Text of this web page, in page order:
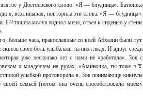
у Достоевского слово: «Я — блудница». Батюшка
я, всхлипывая, повторила эти слова. «Я — блудница».
Бﾰтюшка молча поднял меня, отвел к сиденью у стены
больше часа, православные со всей Абхазии были тут.
свою боль улыбалась, на них глядя. И вдруг среди
уже несколько лет с нами не «работала». Зоя с
и младенцем на руках. «Аминочка, ты тоже пﾾ
улыбкой проговорила я. Зоя понимающе кивнула
семьей (потом она очень способствовала моему